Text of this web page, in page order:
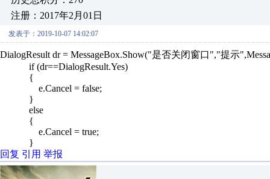
注册：2017年2月01日
发表于：2019-10-07 14:02:07
DialogResult dr = MessageBox.Show("是否关闭窗口","提示
if (dr==DialogResult.Yes)
{
e.Cancel = false;
}
else
{
e.Cancel = true;
}
回复 引用 举报